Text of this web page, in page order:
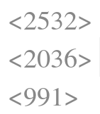
<2532>
<2036>
<991>